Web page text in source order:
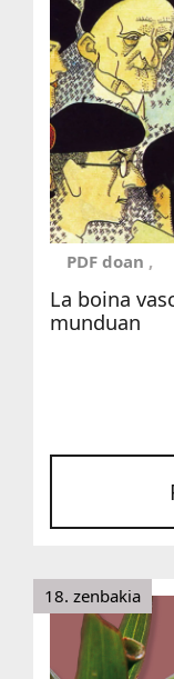
PDF doan
La boina
munduan
18. zenbakia